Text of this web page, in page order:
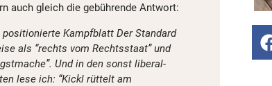
auch gleich die gebührende Antwort:
Kampfblatt Der Standard
als “rechts vom Rechtsstaat” und
Und in den sonst liberal-
lese ich: “Kickl rüttelt am